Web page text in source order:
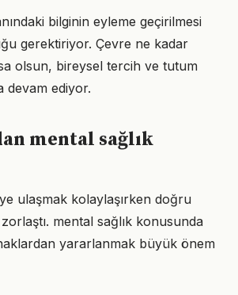
bilginin eyleme geçirilmesi
gerektiriyor. Çevre ne kadar
olsun, bireysel tercih ve tutum
devam ediyor.
mental sağlık
ulaşmak kolaylaşırken doğru
mental sağlık konusunda
yararlanmak büyük önem